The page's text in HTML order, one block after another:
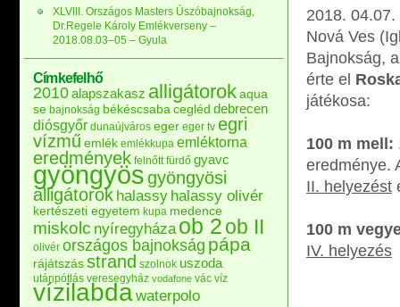
2018.
Nová Ves
Bajnokság,
érte el
játékosa:
100 m mell:
eredménye.
II. helyezést
100 m
IV. helyezés
XLVIII. Országos Masters Úszóbajnokság,
Dr.Regele Károly Emlékverseny –
2018.08.03–05 – Gyula
Címkefelhő
2010alapszakasz alligátorokaqua
se bajnokság békéscsaba cegléd debrecen
diósgyőr dunaújváros eger eger tv egri
vízműemlék emlékkupa emléktorna
eredmények felnőtt fürdő gyavc
gyöngyösgyöngyösi
alligátorok halassy halassy olivér
kertészeti egyetem kupa medence
miskolc nyíregyháza ob 2ob II
olivér országos bajnokság pápa
rájátszás strand szolnok uszoda
utánpótlás veresegyház vodafone vác víz
vízilabdawaterpolo